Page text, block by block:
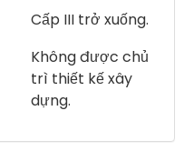
Cấp III trở xuống.
Không được chủ
trì thiết kế xây
dựng.